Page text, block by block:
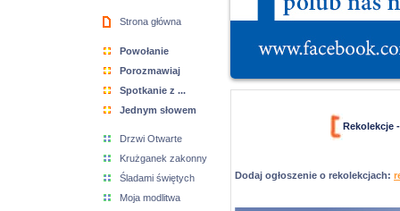
Strona główna
Powołanie
Porozmawiaj
Spotkanie z ...
Jednym słowem
Drzwi Otwarte
Krużganek zakonny
Śladami świętych
Moja modlitwa
Rekolekcje
Dodaj ogłoszenie o rekolekcjach: